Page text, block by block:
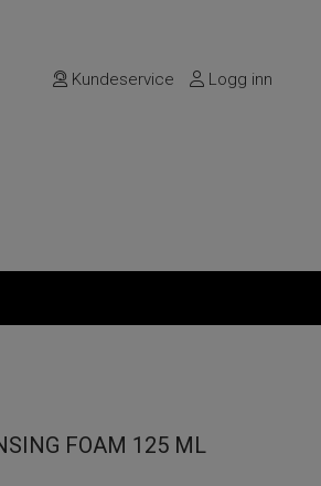
Kundeservice Logg inn
FOAM 125 ML